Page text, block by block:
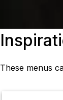
These menus